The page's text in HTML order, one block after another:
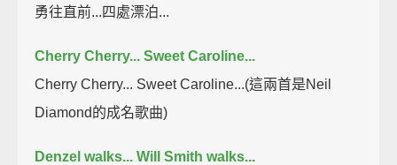
勇往直前...四處漂泊...
Cherry Cherry... Sweet Caroline...
Cherry Cherry... Sweet Caroline...(這兩首是Neil
Diamond的成名歌曲)
Denzel walks... Will Smith walks...